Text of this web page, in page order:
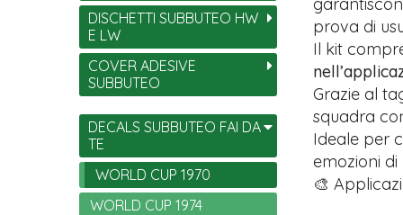
prova di
Il kit
Grazie al
squadra
Ideale per
emozioni
🎨
DISCHETTI SUBBUTEO HW
E LW
COVER ADESIVE
SUBBUTEO
DECALS SUBBUTEO FAI DA
TE
WORLD CUP 1970
WORLD CUP 1974